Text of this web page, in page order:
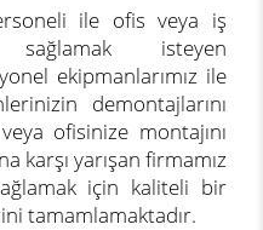
ile ofis veya iş
sağlamak isteyen
ekipmanlarımız ile
demontajlarını
ofisinize montajını
karşı yarışan firmamız
için kaliteli bir
tamamlamaktadır.